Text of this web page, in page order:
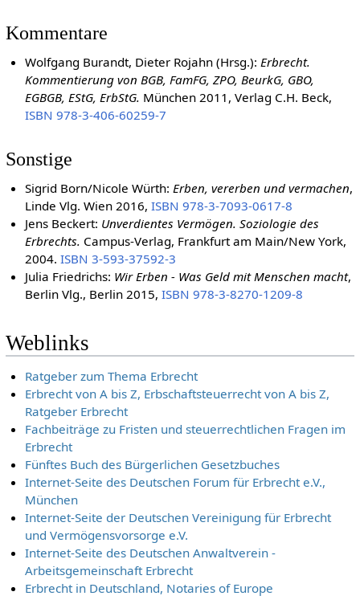
Kommentare
Wolfgang Burandt, Dieter Rojahn (Hrsg.):Erbrecht.
Kommentierung von BGB, FamFG, ZPO, BeurkG, GBO,
EGBGB, EStG, ErbStG.München 2011, Verlag C.H. Beck,
Sonstige
Sigrid Born/Nicole Würth:Erben, vererben und vermachen
Linde Vlg. Wien 2016,ISBN 978-3-7093-0617-8
Jens Beckert:Unverdientes Vermögen. Soziologie des
Erbrechts.Campus-Verlag, Frankfurt am Main/New York,
2004.ISBN 3-593-37592-3
Julia Friedrichs:Wir Erben - Was Geld mit Menschen macht
Weblinks
Ratgeber zum Thema Erbrecht
Erbrecht von A bis Z, Erbschaftsteuerrecht von A bis Z,
Ratgeber Erbrecht
Fachbeiträge zu Fristen und steuerrechtlichen Fragen im
Erbrecht
Fünftes Buch des Bürgerlichen Gesetzbuches
Internet-Seite des Deutschen Forum für Erbrecht e.V.,
München
Internet-Seite der Deutschen Vereinigung für Erbrecht
und Vermögensvorsorge e.V.
Internet-Seite des Deutschen Anwaltverein -
Arbeitsgemeinschaft Erbrecht